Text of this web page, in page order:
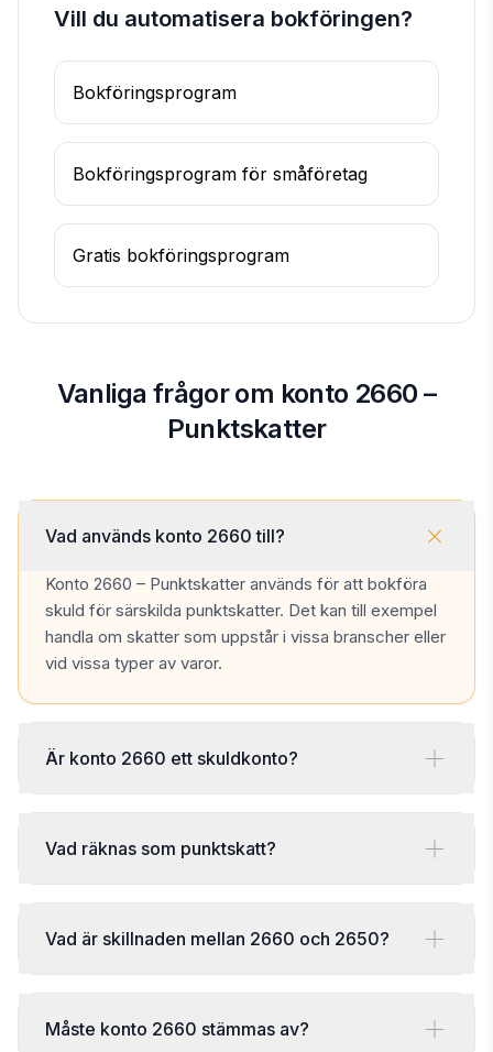
Vill du automatisera bokföringen?
Bokföringsprogram
Bokföringsprogram för småföretag
Gratis bokföringsprogram
Vanliga frågor om konto 2660 –
Punktskatter
Vad används konto 2660 till?
Konto 2660 – Punktskatter används för att bokföra
skuld för särskilda punktskatter. Det kan till exempel
handla om skatter som uppstår i vissa branscher eller
vid vissa typer av varor.
Är konto 2660 ett skuldkonto?
Vad räknas som punktskatt?
Vad är skillnaden mellan 2660 och 2650?
Måste konto 2660 stämmas av?